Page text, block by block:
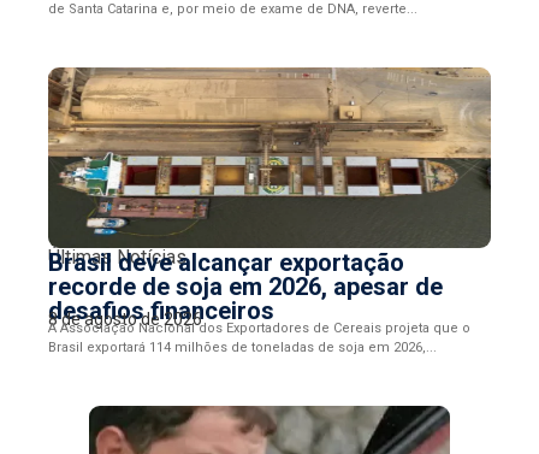
de Santa Catarina e, por meio de exame de DNA, reverte...
Últimas Notícias
Brasil deve alcançar exportação
recorde de soja em 2026, apesar de
desafios financeiros
8 de agosto de 2026
A Associação Nacional dos Exportadores de Cereais projeta que o
Brasil exportará 114 milhões de toneladas de soja em 2026,...